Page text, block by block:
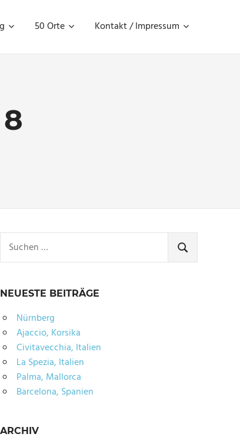
50 Orte Kontakt / Impressum
nach:
SUCHEN
NEUESTE BEITRÄGE
Nürnberg
Ajaccio, Korsika
Civitavecchia, Italien
La Spezia, Italien
Palma, Mallorca
Barcelona, Spanien
ARCHIV